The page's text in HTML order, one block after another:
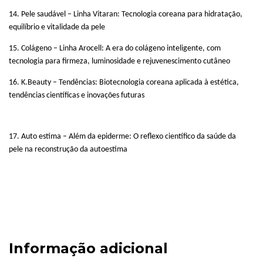
14. Pele saudável – Linha Vitaran: Tecnologia coreana para hidratação,
equilíbrio e vitalidade da pele
15. Colágeno – Linha Arocell: A era do colágeno inteligente, com
tecnologia para firmeza, luminosidade e rejuvenescimento cutâneo
16. K.Beauty – Tendências: Biotecnologia coreana aplicada à estética,
tendências científicas e inovações futuras
17. Auto estima – Além da epiderme: O reflexo científico da saúde da
pele na reconstrução da autoestima
Informação adicional